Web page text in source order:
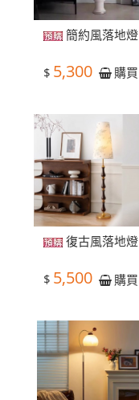
簡約風落地燈
$ 5,300 購買
復古風落地燈
$ 5,500 購買